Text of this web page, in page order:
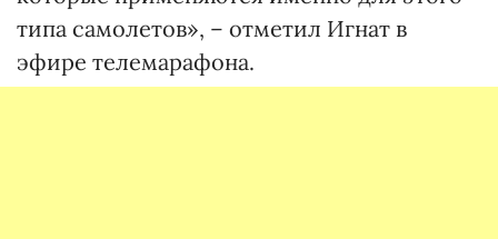
типа самолетов», – отметил Игнат в
эфире телемарафона.